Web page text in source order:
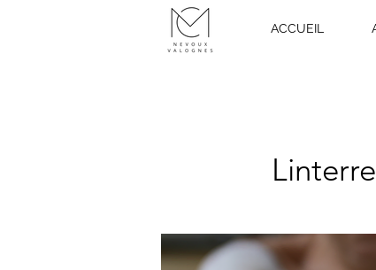
ACCUEIL